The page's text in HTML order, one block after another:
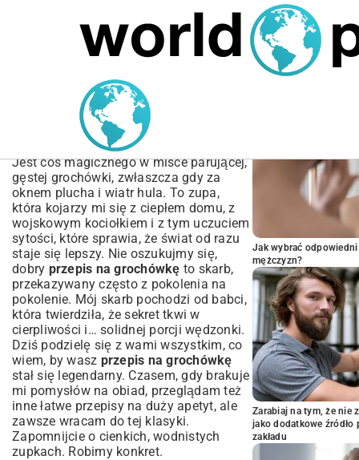
MARIUSZ ŁAMAGA 05.10.2025
Przepis na grochówkę:
Jak ugotować idealną
zupę krok po kroku
Jest coś magicznego w misce parującej,
gęstej grochówki, zwłaszcza gdy za
oknem plucha i wiatr hula. To zupa,
która kojarzy mi się z ciepłem domu, z
wojskowym kociołkiem i z tym uczuciem
sytości, które sprawia, że świat od razu
staje się lepszy. Nie oszukujmy się,
dobry przepis na grochówkę to skarb,
przekazywany często z pokolenia na
pokolenie. Mój skarb pochodzi od babci,
która twierdziła, że sekret tkwi w
cierpliwości i… solidnej porcji wędzonki.
Dziś podzielę się z wami wszystkim, co
wiem, by wasz przepis na grochówkę
stał się legendarny. Czasem, gdy brakuje
mi pomysłów na obiad, przeglądam też
innełatwe przepisy na duży apetyt, ale
zawsze wracam do tej klasyki.
Zapomnijcie o cienkich, wodnistych
zupkach. Robimy konkret.
Jak wybrać
mężczyzn?
Zarabiaj na tym, że nie
jako dodatkowe
zakładu